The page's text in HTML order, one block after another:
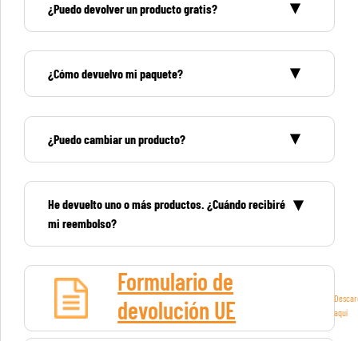
¿Puedo devolver un producto gratis?
¿Cómo devuelvo mi paquete?
¿Puedo cambiar un producto?
He devuelto uno o más productos. ¿Cuándo recibiré
mi reembolso?
Formulario de
devolución UE
aquí